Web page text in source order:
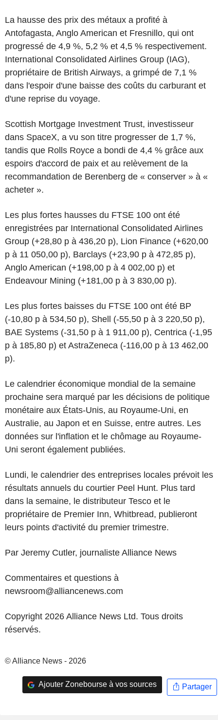
La hausse des prix des métaux a profité à
Antofagasta, Anglo American et Fresnillo, qui ont
progressé de 4,9 %, 5,2 % et 4,5 % respectivement.
International Consolidated Airlines Group (IAG),
propriétaire de British Airways, a grimpé de 7,1 %
dans l'espoir d'une baisse des coûts du carburant et
d'une reprise du voyage.
Scottish Mortgage Investment Trust, investisseur
dans SpaceX, a vu son titre progresser de 1,7 %,
tandis que Rolls Royce a bondi de 4,4 % grâce aux
espoirs d'accord de paix et au relèvement de la
recommandation de Berenberg de « conserver » à «
acheter ».
Les plus fortes hausses du FTSE 100 ont été
enregistrées par International Consolidated Airlines
Group (+28,80 p à 436,20 p), Lion Finance (+620,00
p à 11 050,00 p), Barclays (+23,90 p à 472,85 p),
Anglo American (+198,00 p à 4 002,00 p) et
Endeavour Mining (+181,00 p à 3 830,00 p).
Les plus fortes baisses du FTSE 100 ont été BP
(-10,80 p à 534,50 p), Shell (-55,50 p à 3 220,50 p),
BAE Systems (-31,50 p à 1 911,00 p), Centrica (-1,95
p à 185,80 p) et AstraZeneca (-116,00 p à 13 462,00
p).
Le calendrier économique mondial de la semaine
prochaine sera marqué par les décisions de politique
monétaire aux États-Unis, au Royaume-Uni, en
Australie, au Japon et en Suisse, entre autres. Les
données sur l'inflation et le chômage au Royaume-
Uni seront également publiées.
Lundi, le calendrier des entreprises locales prévoit les
résultats annuels du courtier Peel Hunt. Plus tard
dans la semaine, le distributeur Tesco et le
propriétaire de Premier Inn, Whitbread, publieront
leurs points d'activité du premier trimestre.
Par Jeremy Cutler, journaliste Alliance News
Commentaires et questions à
newsroom@alliancenews.com
Copyright 2026 Alliance News Ltd. Tous droits
réservés.
© Alliance News - 2026
Ajouter Zonebourse à vos sources Partager